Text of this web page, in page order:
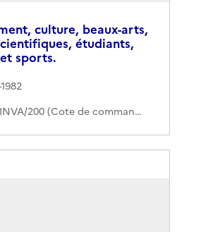
culture, beaux-arts,
étudiants,
sports.
1460INVA/200 (Cote de commande)